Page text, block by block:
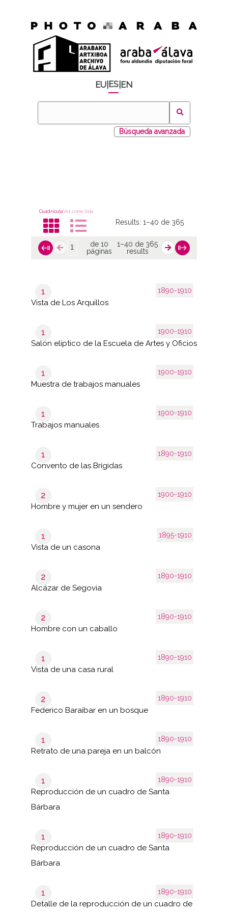
EU ES EN
Búsqueda avanzada
CuadrículaVer como lista
Results: 1–40 de 365
de 10
páginas
1–40 de 365
results
1890-1910
1
Vista de Los Arquillos
1900-1910
1
Salón elíptico de la Escuela de Artes y Oficios
1900-1910
1
Muestra de trabajos manuales
1900-1910
1
Trabajos manuales
1890-1910
1
Convento de las Brígidas
1900-1910
2
Hombre y mujer en un sendero
1895-1910
1
Vista de un casona
1890-1910
2
Alcázar de Segovia
1890-1910
2
Hombre con un caballo
1890-1910
1
Vista de una casa rural
1890-1910
2
Federico Baraibar en un bosque
1890-1910
1
Retrato de una pareja en un balcón
1890-1910
1
Reproducción de un cuadro de Santa
Bárbara
1890-1910
1
Reproducción de un cuadro de Santa
Bárbara
1890-1910
1
Detalle de la reproducción de un cuadro de